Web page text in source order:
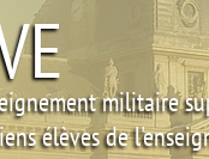
militaire
élèves de